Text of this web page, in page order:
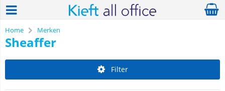
Home Merken
Sheaffer
Filter